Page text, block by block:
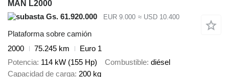
MAN L2000
Gs. 61.920.000
EUR 9.000 ≈ USD 10.400
Plataforma sobre camión
2000
75.245 km
Euro 1
Potencia 114 kW (155 Hp) Combustible diésel
Capacidad de carga 200 kg